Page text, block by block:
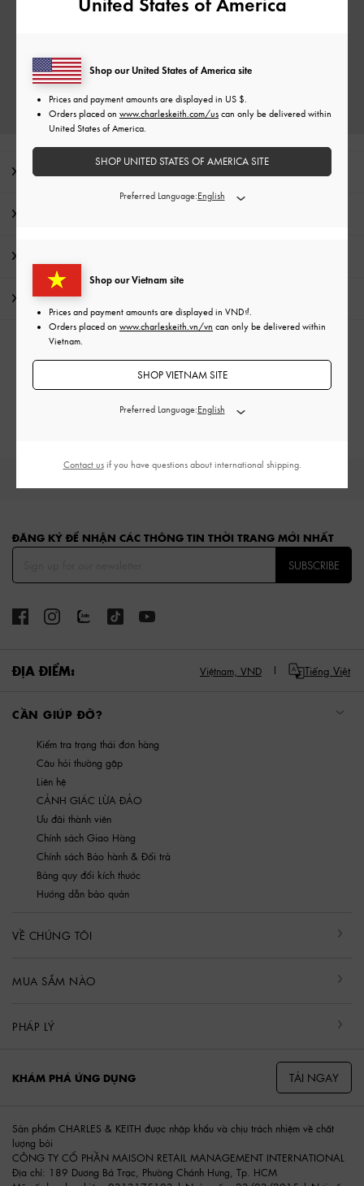
Lời nhắn từ biên tập
Vận chuyển & trả hàng
Túi rút dây Đen
Túi Đen
Túi rút dây
ĐĂNG KÝ ĐỂ NHẬN CÁC THÔNG TIN THỜI TRANG MỚI NHẤT
SUBSCRIBE
ĐỊA ĐIỂM: Việtnam, VND Tiếng Việt
CẦN GIÚP ĐỠ?
Kiểm tra trạng thái đơn hàng
Câu hỏi thường gặp
Liên hệ
CẢNH GIÁC LỪA ĐẢO
Ưu đãi thành viên
Chính sách Giao Hàng
Chính sách Bảo hành & Đổi trả
Bảng quy đổi kích thước
Hướng dẫn bảo quản
VỀ CHÚNG TÔI
MUA SẮM NÀO
PHÁP LÝ
KHÁM PHÁ ỨNG DỤNG TẢI NGAY
Sản phẩm CHARLES & KEITH được nhập khẩu và chịu trách nhiệm về chất
lượng bởi
CÔNG TY CỔ PHẦN MAISON RETAIL MANAGEMENT INTERNATIONAL
Địa chỉ: 189 Dương Bá Trạc, Phường Chánh Hưng, Tp. HCM
Shop our Vietnam site
Prices and payment amounts are displayed in VND .
Orders placed on www.charleskeith.vn/vn can only be delivered within
Vietnam.
SHOP VIETNAM SITE
Preferred Language:
Shop our United States of America site
Prices and payment amounts are displayed in US $
Orders placed on www.charleskeith.com/us can only be delivered within
United States of America.
SHOP UNITED STATES OF AMERICA SITE
Preferred Language:
Contact usif you have questions about international shipping.